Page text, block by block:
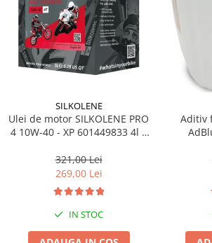
SILKOLENE
Ulei de motor SILKOLENE PRO
4 10W-40 - XP 601449833 4l +
321,00 Lei
269,00 Lei
IN STOC
Aditiv